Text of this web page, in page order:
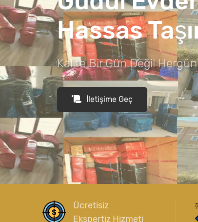
Hassas
Kalite Bir Gün Değil
İletişime Geç
Ücretisiz
Ekspertiz Hizmeti